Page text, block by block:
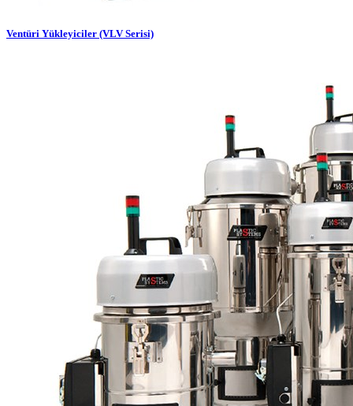
Ventüri Yükleyiciler (VLV Serisi)